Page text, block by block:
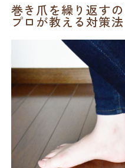
巻き爪を繰り返す
プロが教える対策